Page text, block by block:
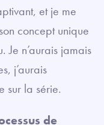
et je me
concept unique
Je n’aurais jamais
j’aurais
sur la série.
de